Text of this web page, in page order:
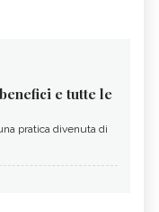
e tutte le
pratica divenuta di